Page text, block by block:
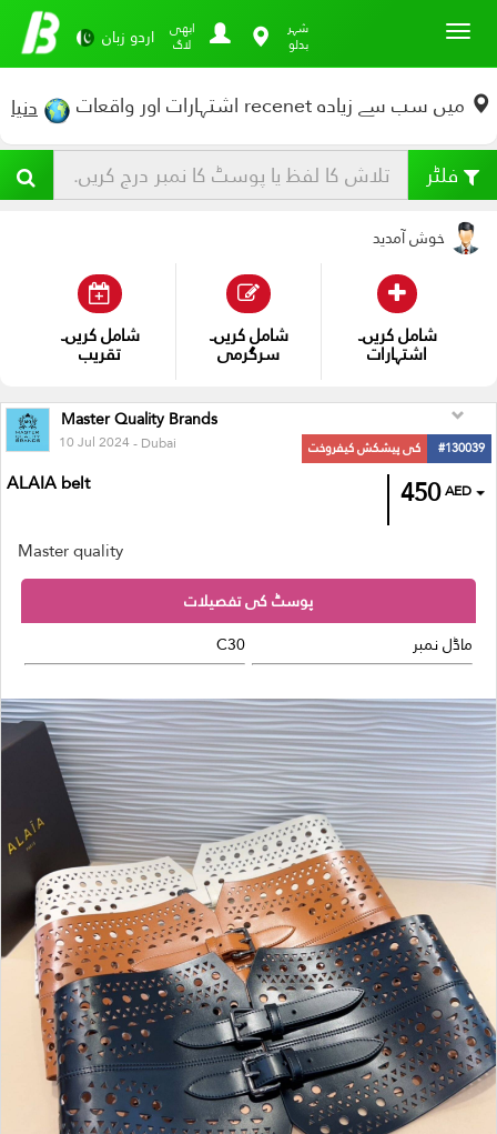
اردو زبان ابھی
لاگ
شہر
بدلو
میں سب سے زیادہ recenet اشتہارات اور واقعات
دنیا
فلٹر
خوش آمدید
شامل کریں۔
اشتہارات
شامل کریں۔
سرگرمی
شامل کریں۔
تقریب
Master Quality Brands
10 Jul 2024- Dubai کی پیشکش کیفروخت #130039
450AED
ALAIA belt
Master quality
پوسٹ کی تفصیلات
ماڈل نمبر
C30